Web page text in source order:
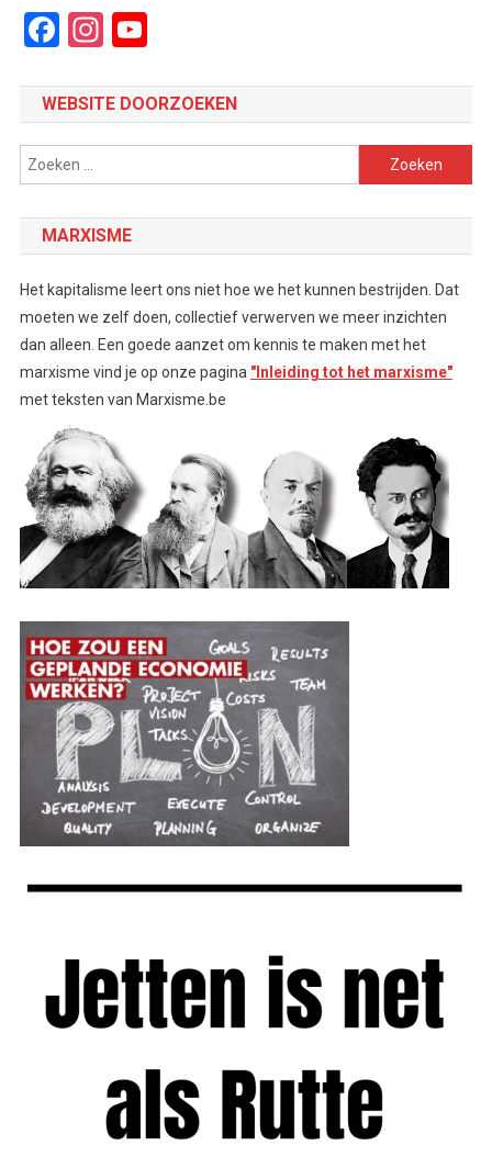
Facebook
Instagram
WEBSITE DOORZOEKEN
Zoeken
naar:
MARXISME
Het kapitalisme leert ons niet hoe we het kunnen bestrijden. Dat
moeten we zelf doen, collectief verwerven we meer inzichten
dan alleen. Een goede aanzet om kennis te maken met het
marxisme vind je op onze pagina "Inleiding tot het marxisme"
met teksten van Marxisme.be